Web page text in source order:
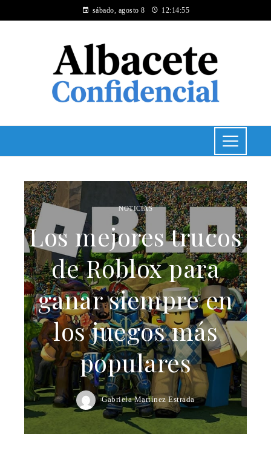
sábado, agosto 8 12:14:56
NOTICIAS
Los mejores trucos
de Roblox para
ganar siempre en
los juegos más
populares
Gabriela Martínez Estrada